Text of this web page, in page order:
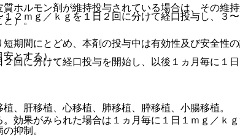
ホルモン剤が維持投与されている場合は、その維
と）。
期間にとどめ、本剤の投与中は有効性及び安全性
とする）。
、肝移植、心移植、肺移植、膵移植、小腸移植。
抑制。
２ｍｇ／ｋｇを１日２回に分けて経口投与し、３
回に分けて経口投与を開始し、以後１ヵ月毎に１
効果がみられた場合は１ヵ月毎に１日１ｍｇ／ｋ